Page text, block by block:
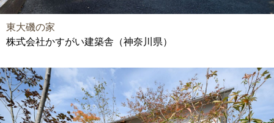
東大磯の家
株式会社かすがい建築舎（神奈川県）